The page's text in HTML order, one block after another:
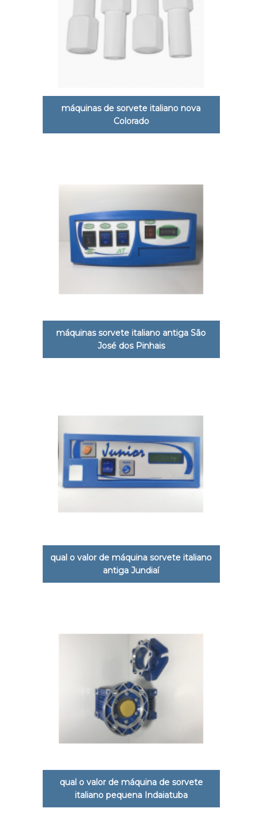
máquinas de sorvete italiano nova
Colorado
máquinas sorvete italiano antiga São
José dos Pinhais
qual o valor de máquina sorvete italiano
antiga Jundiaí
qual o valor de máquina de sorvete
italiano pequena Indaiatuba